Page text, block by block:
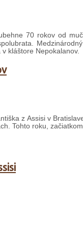
70 rokov od
kláštore Nepokalanov.
z Assisi v
Tohto roku,